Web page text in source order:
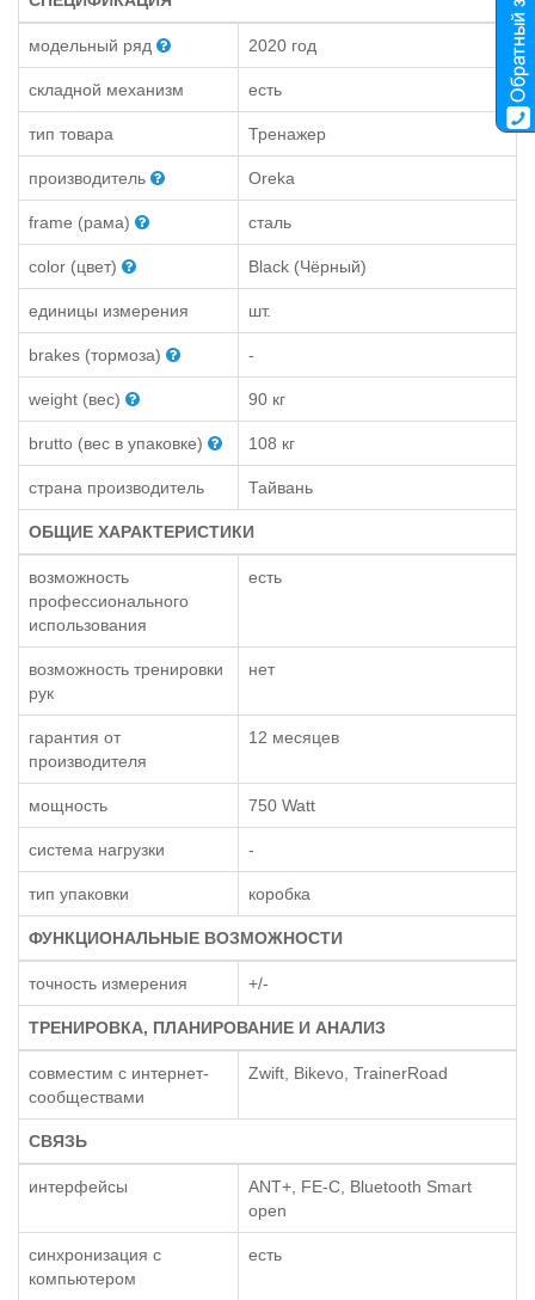
модельный ряд 2020 год
складной механизм есть
тип товара Тренажер
производитель Oreka
frame (рама) сталь
color (цвет) Black (Чёрный)
единицы измерения шт.
brakes (тормоза) -
weight (вес) 90 кг
brutto (вес в упаковке) 108 кг
страна производитель Тайвань
ОБЩИЕ ХАРАКТЕРИСТИКИ
возможность
профессионального
использования
есть
возможность тренировки
рук
нет
гарантия от
производителя
12 месяцев
мощность 750 Watt
система нагрузки -
тип упаковки коробка
ФУНКЦИОНАЛЬНЫЕ ВОЗМОЖНОСТИ
точность измерения +/-
ТРЕНИРОВКА, ПЛАНИРОВАНИЕ И АНАЛИЗ
совместим с интернет-
сообществами
Zwift, Bikevo, TrainerRoad
СВЯЗЬ
интерфейсы
ANT+, FE-C, Bluetooth Smart
open
синхронизация с
компьютером
есть